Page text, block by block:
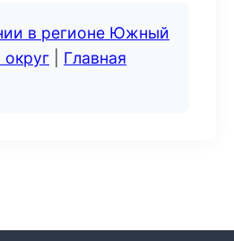
в регионе Южный
Главная